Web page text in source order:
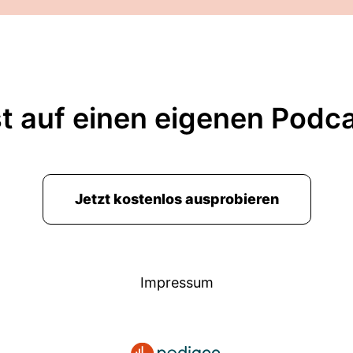
auf einen eigenen
Jetzt kostenlos ausprobieren
Impressum